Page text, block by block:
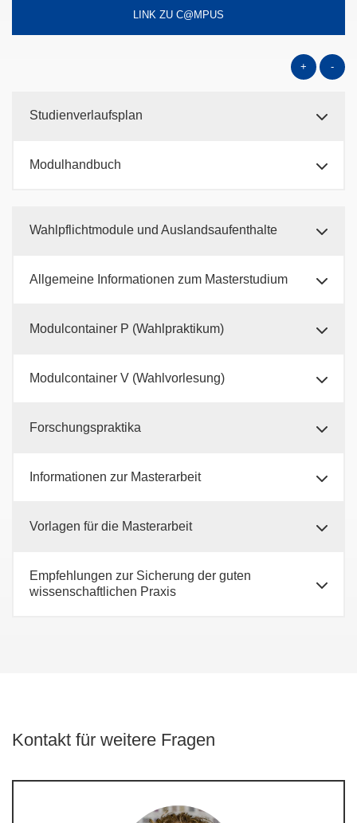
LINK ZU C@MPUS
+ -
Studienverlaufsplan
Modulhandbuch
Wahlpflichtmodule und Auslandsaufenthalte
Allgemeine Informationen zum Masterstudium
Modulcontainer P (Wahlpraktikum)
Modulcontainer V (Wahlvorlesung)
Forschungspraktika
Informationen zur Masterarbeit
Vorlagen für die Masterarbeit
Empfehlungen zur Sicherung der guten
wissenschaftlichen Praxis
Kontakt für weitere Fragen